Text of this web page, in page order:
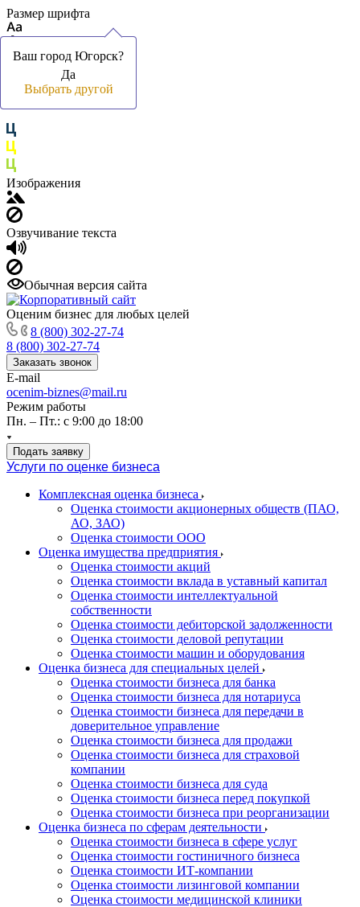
Размер шрифта
Цвет фона и шрифта
Изображения
Озвучивание текста
Обычная версия сайта
Оценим бизнес для любых целей
8 (800) 302-27-74
8 (800) 302-27-74
Заказать звонок
E-mail
ocenim-biznes@mail.ru
Режим работы
Пн. – Пт.: с 9:00 до 18:00
Подать заявку
Услуги по оценке бизнеса
Комплексная оценка бизнеса
Оценка стоимости акционерных обществ (ПАО,
АО, ЗАО)
Оценка стоимости ООО
Оценка имущества предприятия
Оценка стоимости акций
Оценка стоимости вклада в уставный капитал
Оценка стоимости интеллектуальной
собственности
Оценка стоимости дебиторской задолженности
Оценка стоимости деловой репутации
Оценка стоимости машин и оборудования
Оценка бизнеса для специальных целей
Оценка стоимости бизнеса для банка
Оценка стоимости бизнеса для нотариуса
Оценка стоимости бизнеса для передачи в
доверительное управление
Оценка стоимости бизнеса для продажи
Оценка стоимости бизнеса для страховой
компании
Оценка стоимости бизнеса для суда
Оценка стоимости бизнеса перед покупкой
Оценка стоимости бизнеса при реорганизации
Оценка бизнеса по сферам деятельности
Оценка стоимости бизнеса в сфере услуг
Оценка стоимости гостиничного бизнеса
Оценка стоимости ИТ-компании
Оценка стоимости лизинговой компании
Оценка стоимости медицинской клиники
Ваш город Югорск?
Да
Выбрать другой
Ваш город Югорск?
Да
Выбрать другой